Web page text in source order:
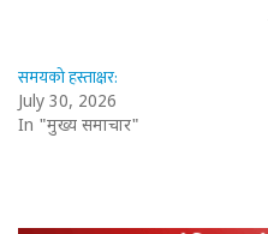
समयको हस्ताक्षर:
July 30, 2026
In "मुख्य समाचार"